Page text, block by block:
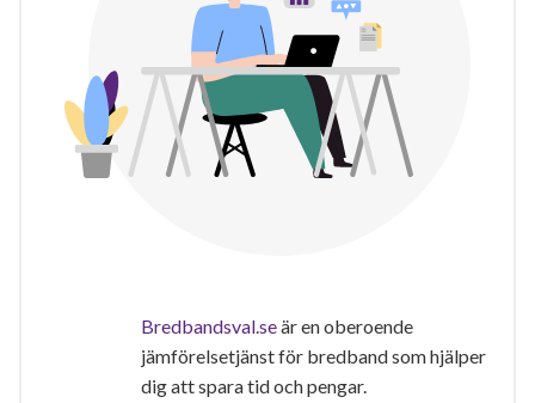
Bredbandsval.seär en oberoende
jämförelsetjänst för bredband som hjälper
dig att spara tid och pengar.